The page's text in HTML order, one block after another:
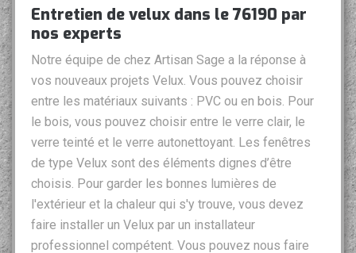
Entretien de velux dans le 76190 par
nos experts
Notre équipe de chez Artisan Sage a la réponse à
vos nouveaux projets Velux. Vous pouvez choisir
entre les matériaux suivants : PVC ou en bois. Pour
le bois, vous pouvez choisir entre le verre clair, le
verre teinté et le verre autonettoyant. Les fenêtres
de type Velux sont des éléments dignes d’être
choisis. Pour garder les bonnes lumières de
l'extérieur et la chaleur qui s'y trouve, vous devez
faire installer un Velux par un installateur
professionnel compétent. Vous pouvez nous faire